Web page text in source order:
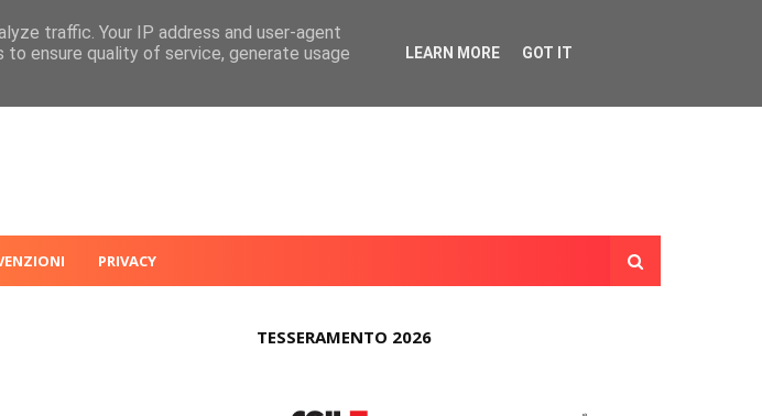
PRIVACY
TESSERAMENTO 2026
traffic. Your IP address and user-agent
ensure quality of service, generate usage
LEARN MORE GOT IT